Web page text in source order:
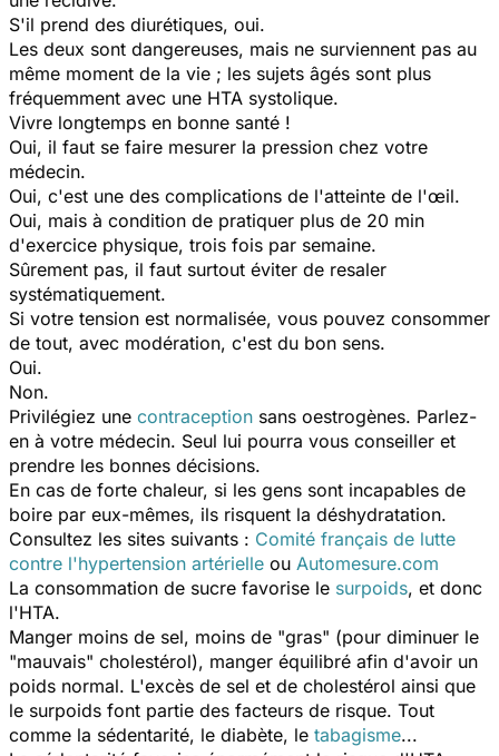
S'il prend des diurétiques, oui.
Les deux sont dangereuses, mais ne surviennent pas au
même moment de la vie ; les sujets âgés sont plus
fréquemment avec une HTA systolique.
Vivre longtemps en bonne santé !
Oui, il faut se faire mesurer la pression chez votre
médecin.
Oui, c'est une des complications de l'atteinte de l'œil.
Oui, mais à condition de pratiquer plus de 20 min
d'exercice physique, trois fois par semaine.
Sûrement pas, il faut surtout éviter de resaler
systématiquement.
Si votre tension est normalisée, vous pouvez consommer
de tout, avec modération, c'est du bon sens.
Oui.
Non.
Privilégiez une contraception sans oestrogènes. Parlez-
en à votre médecin. Seul lui pourra vous conseiller et
prendre les bonnes décisions.
En cas de forte chaleur, si les gens sont incapables de
boire par eux-mêmes, ils risquent la déshydratation.
Consultez les sites suivants : Comité français de lutte
contre l'hypertension artérielle ou Automesure.com
La consommation de sucre favorise le surpoids, et donc
l'HTA.
Manger moins de sel, moins de "gras" (pour diminuer le
"mauvais" cholestérol), manger équilibré afin d'avoir un
poids normal. L'excès de sel et de cholestérol ainsi que
le surpoids font partie des facteurs de risque. Tout
comme la sédentarité, le diabète, le tabagisme...